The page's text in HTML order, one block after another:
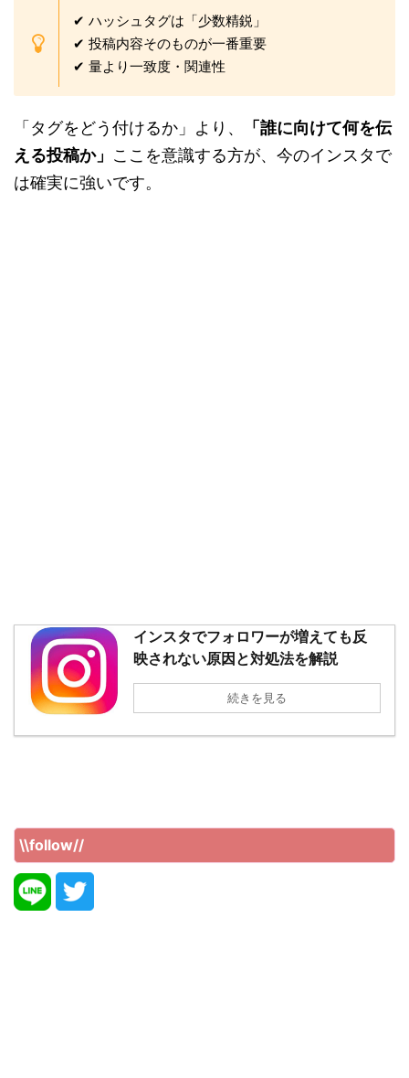
✔ ハッシュタグは「少数精鋭」
✔ 投稿内容そのものが一番重要
✔ 量より一致度・関連性
「タグをどう付けるか」より、
「誰に向けて何を伝
える投稿か」 ここを意識する方が、今のインスタで
は確実に強いです。
インスタでフォロワーが増えても反
映されない原因と対処法を解説
続きを見る
\\follow//